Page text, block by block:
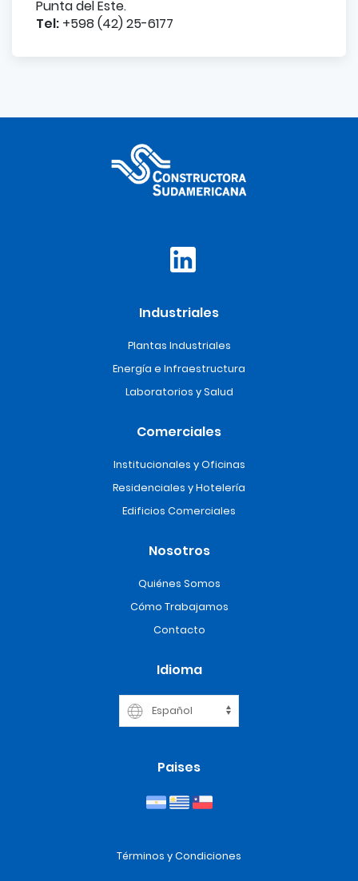
Punta del Este.
Tel: +598 (42) 25-6177
Industriales
Plantas Industriales
Energía e Infraestructura
Laboratorios y Salud
Comerciales
Institucionales y Oficinas
Residenciales y Hotelería
Edificios Comerciales
Nosotros
Quiénes Somos
Cómo Trabajamos
Contacto
Idioma
Paises
Términos y Condiciones